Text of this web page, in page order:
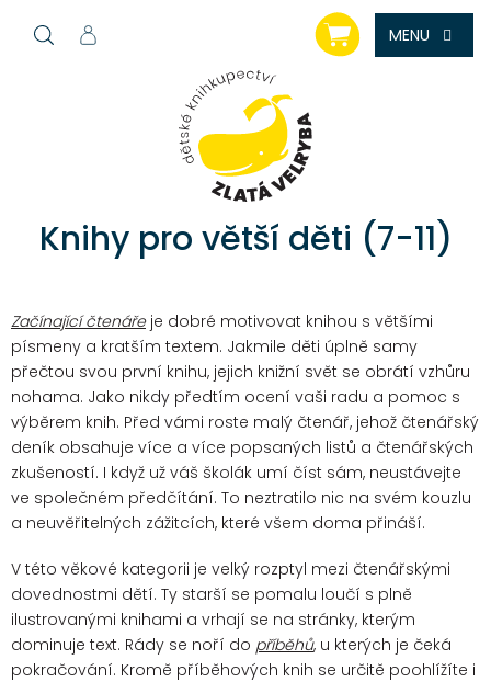
NÁKUPNÍ
KOŠÍK
Knihy pro větší děti (7-11)
Začínající čtenářeje dobré motivovat knihou s většími
písmeny a kratším textem. Jakmile děti úplně samy
přečtou svou první knihu, jejich knižní svět se obrátí vzhůru
nohama. Jako nikdy předtím ocení vaši radu a pomoc s
výběrem knih. Před vámi roste malý čtenář, jehož čtenářský
deník obsahuje více a více popsaných listů a čtenářských
zkušeností. I když už váš školák umí číst sám, neustávejte
ve společném předčítání. To neztratilo nic na svém kouzlu
a neuvěřitelných zážitcích, které všem doma přináší.
V této věkové kategorii je velký rozptyl mezi čtenářskými
dovednostmi dětí. Ty starší se pomalu loučí s plně
ilustrovanými knihami a vrhají se na stránky, kterým
dominuje text. Rády se noří do příběhů, u kterých je čeká
pokračování. Kromě příběhových knih se určitě poohlížíte i